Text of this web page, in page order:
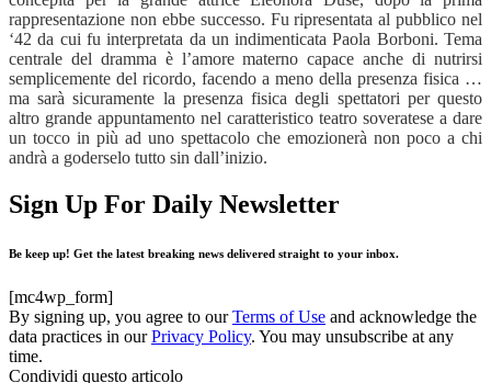
rappresentazione non ebbe successo. Fu ripresentata al pubblico nel
‘42 da cui fu interpretata da un indimenticata Paola Borboni. Tema
centrale del dramma è l’amore materno capace anche di nutrirsi
semplicemente del ricordo, facendo a meno della presenza fisica …
ma sarà sicuramente la presenza fisica degli spettatori per questo
altro grande appuntamento nel caratteristico teatro soveratese a dare
un tocco in più ad uno spettacolo che emozionerà non poco a chi
andrà a goderselo tutto sin dall’inizio.
Sign Up For Daily Newsletter
Be keep up! Get the latest breaking news delivered straight to your inbox.
[mc4wp_form]
By signing up, you agree to ourTerms of Use and acknowledge the
data practices in ourPrivacy Policy. You may unsubscribe at any
time.
Condividi questo articolo